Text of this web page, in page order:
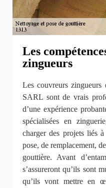
Les
zingueurs
Les couvreurs zingueurs
SARL sont de vrais
d’une expérience
spécialisées en
charger des projets liés
pose, de remplacement,
gouttière. Avant
s’assureront qu’ils sont
qu’ils vont mettre en